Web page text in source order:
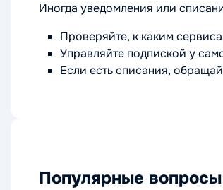
Иногда уведомления или
Проверяйте, к каким
Управляйте подпиской у
Если есть списания,
Популярные вопросы